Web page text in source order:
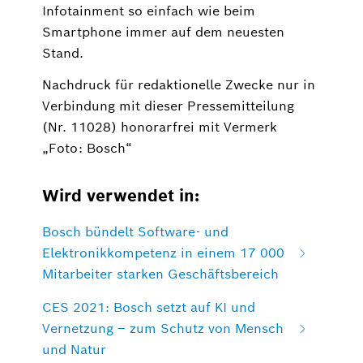
Infotainment so einfach wie beim
Smartphone immer auf dem neuesten
Stand.
Nachdruck für redaktionelle Zwecke nur in
Verbindung mit dieser Pressemitteilung
(Nr. 11028) honorarfrei mit Vermerk
„Foto: Bosch“
Wird verwendet in:
Bosch bündelt Software- und
Elektronikkompetenz in einem 17 000
Mitarbeiter starken Geschäftsbereich
CES 2021: Bosch setzt auf KI und
Vernetzung – zum Schutz von Mensch
und Natur